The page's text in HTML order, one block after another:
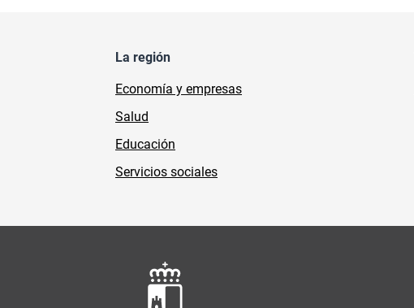
La región
Economía y empresas
Salud
Educación
Servicios sociales